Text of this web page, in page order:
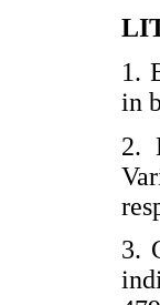
1.
in
2.
3.